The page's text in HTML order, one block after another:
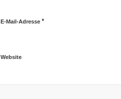
E-Mail-Adresse *
Website